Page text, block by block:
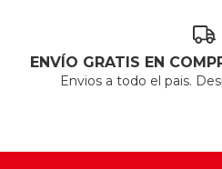
ENVÍO GRATIS EN
Envios a todo el pais.